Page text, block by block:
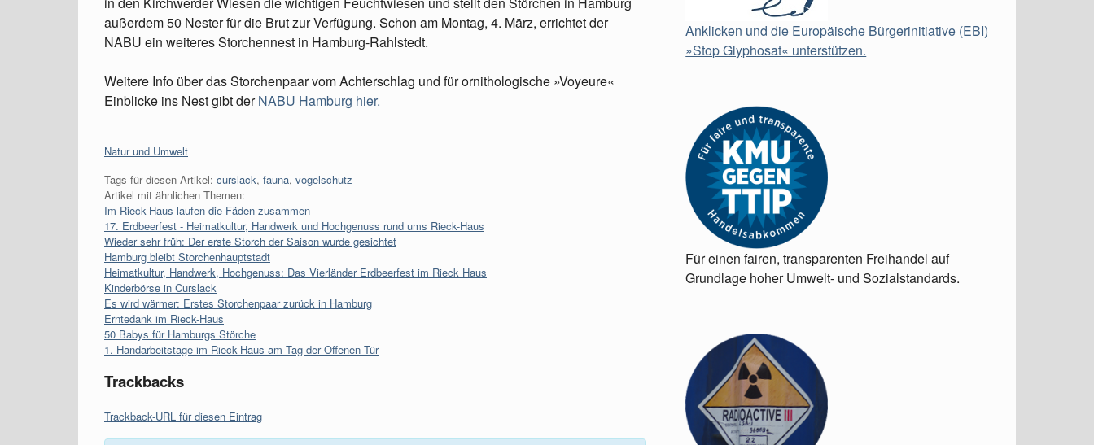
außerdem 50 Nester für die Brut zur Verfügung. Schon am Montag, 4. März, errichtet der
NABU ein weiteres Storchennest in Hamburg-Rahlstedt.
Weitere Info über das Storchenpaar vom Achterschlag und für ornithologische »Voyeure«
Einblicke ins Nest gibt derNABU Hamburg hier.
Kategorien:
Natur und Umwelt
Tags für diesen Artikel: curslack, fauna, vogelschutz
Artikel mit ähnlichen Themen:
Im Rieck-Haus laufen die Fäden zusammen
17. Erdbeerfest - Heimatkultur, Handwerk und Hochgenuss rund ums Rieck-Haus
Wieder sehr früh: Der erste Storch der Saison wurde gesichtet
Hamburg bleibt Storchenhauptstadt
Heimatkultur, Handwerk, Hochgenuss: Das Vierländer Erdbeerfest im Rieck Haus
Kinderbörse in Curslack
Es wird wärmer: Erstes Storchenpaar zurück in Hamburg
Erntedank im Rieck-Haus
50 Babys für Hamburgs Störche
1. Handarbeitstage im Rieck-Haus am Tag der Offenen Tür
Trackbacks
Trackback-URL für diesen Eintrag
Anklicken und die Europäische Bürgerinitiative (EBI)
»Stop Glyphosat« unterstützen.
Für einen fairen, transparenten Freihandel auf
Grundlage hoher Umwelt- und Sozialstandards.